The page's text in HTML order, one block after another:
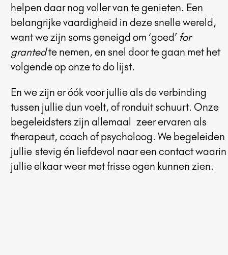
helpen daar nog voller van te genieten. Een
belangrijke vaardigheid in deze snelle wereld,
want we zijn soms geneigd om ‘goed’ for
grantedte nemen, en snel door te gaan met het
volgende op onze to do lijst.
En we zijn er óók voor jullie als de verbinding
tussen jullie dun voelt, of ronduit schuurt. Onze
begeleidsters zijn allemaal zeer ervaren als
therapeut, coach of psycholoog. We begeleiden
jullie stevig én liefdevol naar een contact waarin
jullie elkaar weer met frisse ogen kunnen zien.